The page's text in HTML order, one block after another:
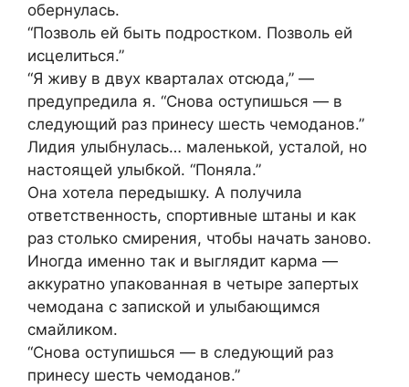
обернулась.
“Позволь ей быть подростком. Позволь ей
исцелиться.”
“Я живу в двух кварталах отсюда,” —
предупредила я. “Снова оступишься — в
следующий раз принесу шесть чемоданов.”
Лидия улыбнулась… маленькой, усталой, но
настоящей улыбкой. “Поняла.”
Она хотела передышку. А получила
ответственность, спортивные штаны и как
раз столько смирения, чтобы начать заново.
Иногда именно так и выглядит карма —
аккуратно упакованная в четыре запертых
чемодана с запиской и улыбающимся
смайликом.
“Снова оступишься — в следующий раз
принесу шесть чемоданов.”